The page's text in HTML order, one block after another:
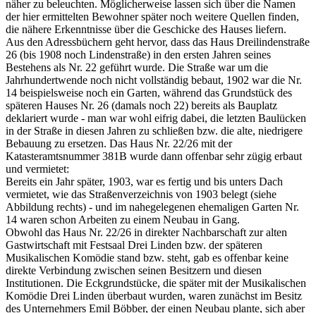
näher zu beleuchten. Möglicherweise lassen sich über die Namen
der hier ermittelten Bewohner später noch weitere Quellen finden,
die nähere Erkenntnisse über die Geschicke des Hauses liefern.
Aus den Adressbüchern geht hervor, dass das Haus Dreilindenstraße
26 (bis 1908 noch Lindenstraße) in den ersten Jahren seines
Bestehens als Nr. 22 geführt wurde. Die Straße war um die
Jahrhundertwende noch nicht vollständig bebaut, 1902 war die Nr.
14 beispielsweise noch ein Garten, während das Grundstück des
späteren Hauses Nr. 26 (damals noch 22) bereits als Bauplatz
deklariert wurde - man war wohl eifrig dabei, die letzten Baulücken
in der Straße in diesen Jahren zu schließen bzw. die alte, niedrigere
Bebauung zu ersetzen. Das Haus Nr. 22/26 mit der
Katasteramtsnummer 381B wurde dann offenbar sehr zügig erbaut
und vermietet:
Bereits ein Jahr später, 1903, war es fertig und bis unters Dach
vermietet, wie das Straßenverzeichnis von 1903 belegt (siehe
Abbildung rechts) - und im nahegelegenen ehemaligen Garten Nr.
14 waren schon Arbeiten zu einem Neubau in Gang.
Obwohl das Haus Nr. 22/26 in direkter Nachbarschaft zur alten
Gastwirtschaft mit Festsaal Drei Linden bzw. der späteren
Musikalischen Komödie stand bzw. steht, gab es offenbar keine
direkte Verbindung zwischen seinen Besitzern und diesen
Institutionen. Die Eckgrundstücke, die später mit der Musikalischen
Komödie Drei Linden überbaut wurden, waren zunächst im Besitz
des Unternehmers Emil Böbber, der einen Neubau plante, sich aber